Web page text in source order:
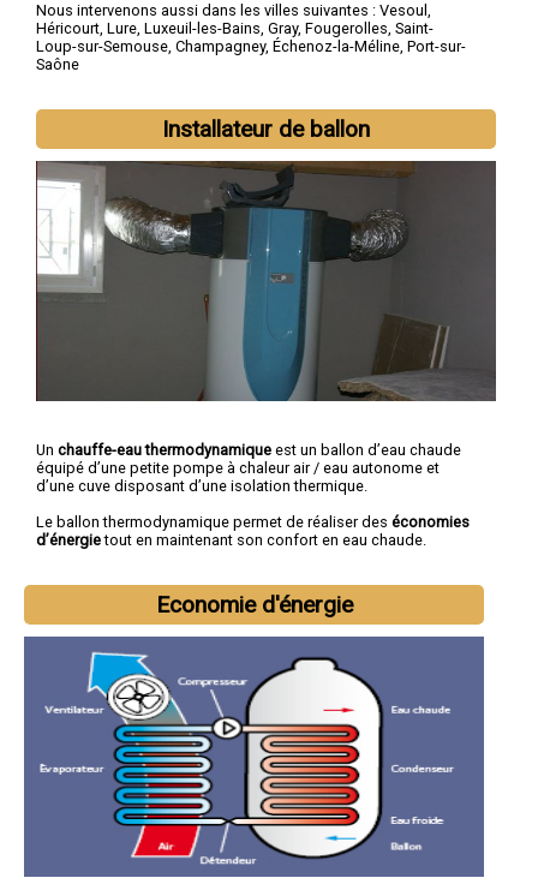
Nous intervenons aussi dans les villes suivantes : Vesoul ,
Héricourt, Lure, Luxeuil-les-Bains, Gray, Fougerolles, Saint-
Loup-sur-Semouse, Champagney, Échenoz-la-Méline, Port-sur-
Saône
Installateur de ballon
Un chauffe-eau thermodynamique est un ballon d’eau chaude
équipé d’une petite pompe à chaleur air / eau autonome et
d’une cuve disposant d’une isolation thermique.
Le ballon thermodynamique permet de réaliser des économies
d’énergietout en maintenant son confort en eau chaude.
Economie d'énergie